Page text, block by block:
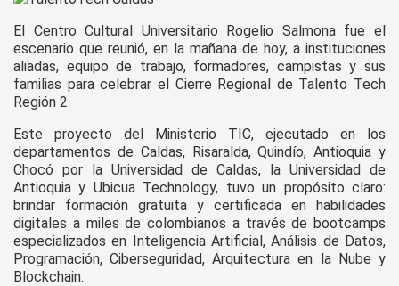
El Centro Cultural Universitario Rogelio Salmona fue el
escenario que reunió, en la mañana de hoy, a instituciones
aliadas, equipo de trabajo, formadores, campistas y sus
familias para celebrar el Cierre Regional de Talento Tech
Región 2.
Este proyecto del Ministerio TIC, ejecutado en los
departamentos de Caldas, Risaralda, Quindío, Antioquia y
Chocó por la Universidad de Caldas, la Universidad de
Antioquia y Ubicua Technology, tuvo un propósito claro:
brindar formación gratuita y certificada en habilidades
digitales a miles de colombianos a través de bootcamps
especializados en Inteligencia Artificial, Análisis de Datos,
Programación, Ciberseguridad, Arquitectura en la Nube y
Blockchain.